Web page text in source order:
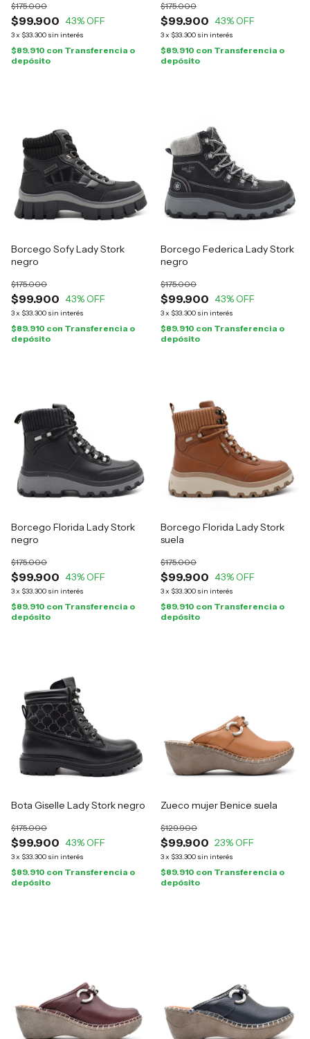
$99.900
$175.000
43% OFF
3x $33.300 sin interés
$89.910 con Transferencia o
depósito
$99.900
$175.000
43% OFF
3x $33.300 sin interés
$89.910 con Transferencia o
depósito
Borcego Sofy Lady Stork
negro
$99.900
$175.000
43% OFF
3x $33.300 sin interés
$89.910 con Transferencia o
depósito
Borcego Federica Lady Stork
negro
$99.900
$175.000
43% OFF
3x $33.300 sin interés
$89.910 con Transferencia o
depósito
Borcego Florida Lady Stork
negro
$99.900
$175.000
43% OFF
3x $33.300 sin interés
$89.910 con Transferencia o
depósito
Borcego Florida Lady Stork
suela
$99.900
$175.000
43% OFF
3x $33.300 sin interés
$89.910 con Transferencia o
depósito
Bota Giselle Lady Stork negro
$99.900
$175.000
43% OFF
3x $33.300 sin interés
$89.910 con Transferencia o
depósito
Zueco mujer Benice suela
$99.900
$129.900
23% OFF
3x $33.300 sin interés
$89.910 con Transferencia o
depósito